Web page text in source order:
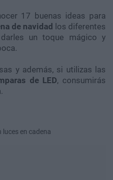
17 buenas ideas para
de navidad
los diferentes
un toque mágico y
y además, si utilizas las
de LED, consumirás